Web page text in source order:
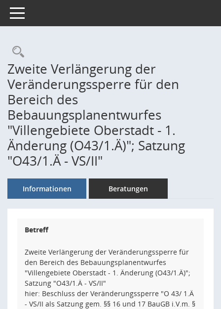
Toggle navigation
Rechercheauswahl
Zweite Verlängerung der
Veränderungssperre für den
Bereich des
Bebauungsplanentwurfes
"Villengebiete Oberstadt - 1.
Änderung (O43/1.Ä)"; Satzung
"O43/1.Ä - VS/II"
Informationen Beratungen
Betreff
Zweite Verlängerung der Veränderungssperre für
den Bereich des Bebauungsplanentwurfes
"Villengebiete Oberstadt - 1. Änderung (O43/1.Ä)";
Satzung "O43/1.Ä - VS/II"
hier: Beschluss der Veränderungssperre "O 43/ 1.Ä
- VS/II als Satzung gem. §§ 16 und 17 BauGB i.V.m. §